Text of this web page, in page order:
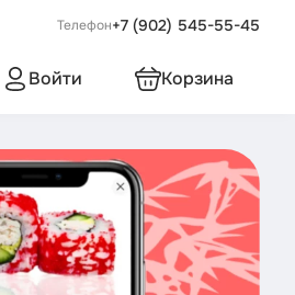
Телефон+7 (902) 545-55-45
Войти Корзина